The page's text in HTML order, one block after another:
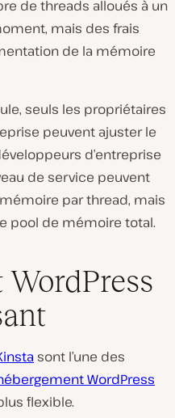
de threads alloués à un
mais des frais
de la mémoire
seuls les propriétaires
peuvent ajuster le
d’entreprise
de service peuvent
par thread, mais
pool de mémoire total.
sont l’une des
WordPress
flexible.